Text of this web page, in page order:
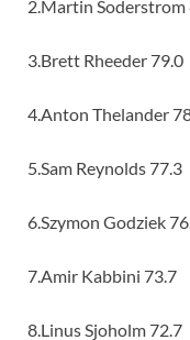
2.Martin Soderstrom
3.Brett Rheeder 79.0
4.Anton Thelander
5.Sam Reynolds 77.3
6.Szymon Godziek
7.Amir Kabbini 73.7
8.Linus Sjoholm 72.7